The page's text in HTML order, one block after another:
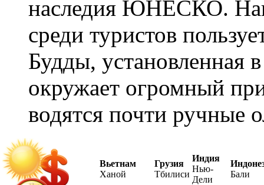
наследия ЮНЕСКО.
среди туристов
Будды, установленная
окружает огромный
водятся почти ручные
Вьетнам
Ханой
Грузия
Тбилиси
Индия
Нью-
Дели
Бали